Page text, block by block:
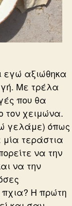
εγώ αξιώθηκα
Με τρέλα
που θα
τον χειμώνα.
γελάμε) όπως
μία τεράστια
να την
να την
Η πρώτη